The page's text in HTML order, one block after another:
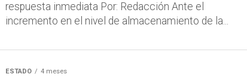
respuesta inmediata Por: Redacción Ante el
incremento en el nivel de almacenamiento de la...
ESTADO 4 meses